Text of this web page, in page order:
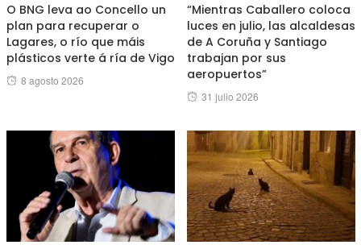
O BNG leva ao Concello un
plan para recuperar o
Lagares, o río que máis
plásticos verte á ría de Vigo
Posted
8 agosto 2026
“Mientras Caballero coloca
luces en julio, las alcaldesas
de A Coruña y Santiago
trabajan por sus
aeropuertos”
Posted
31 julio 2026